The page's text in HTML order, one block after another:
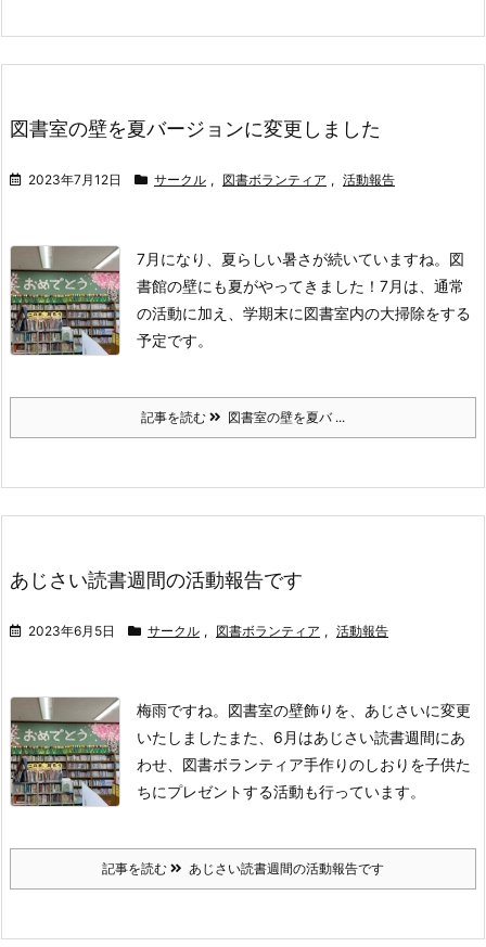
図書室の壁を夏バージョンに変更しました
2023年7月12日 サークル , 図書ボランティア , 活動報告
7月になり、夏らしい暑さが続いていますね。 図
書館の壁にも夏がやってきました！ 7月は、通常
の活動に加え、学期末に図書室内の大掃除をする
予定です。
記事を読む 図書室の壁を夏バ ...
あじさい読書週間の活動報告です
2023年6月5日 サークル , 図書ボランティア , 活動報告
梅雨ですね。 図書室の壁飾りを、あじさいに変更
いたしました また、6月はあじさい読書週間にあ
わせ、図書ボランティア手作りのしおりを子供た
ちにプレゼントする活動も行っています。
記事を読む あじさい読書週間の活動報告です